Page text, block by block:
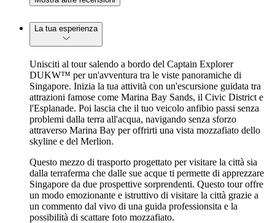
La tua esperienza
Unisciti al tour salendo a bordo del Captain Explorer
DUKW™ per un'avventura tra le viste panoramiche di
Singapore. Inizia la tua attività con un'escursione guidata tra
attrazioni famose come Marina Bay Sands, il Civic District e
l'Esplanade. Poi lascia che il tuo veicolo anfibio passi senza
problemi dalla terra all'acqua, navigando senza sforzo
attraverso Marina Bay per offrirti una vista mozzafiato dello
skyline e del Merlion.
Questo mezzo di trasporto progettato per visitare la città sia
dalla terraferma che dalle sue acque ti permette di apprezzare
Singapore da due prospettive sorprendenti. Questo tour offre
un modo emozionante e istruttivo di visitare la città grazie a
un commento dal vivo di una guida professionsita e la
possibilità di scattare foto mozzafiato.